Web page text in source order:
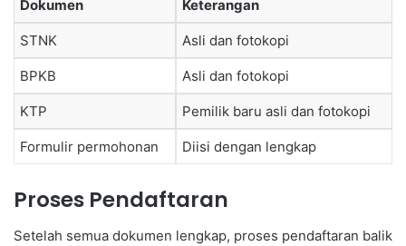
Dokumen Keterangan
STNK Asli dan fotokopi
BPKB Asli dan fotokopi
KTP Pemilik baru asli dan fotokopi
Formulir permohonan Diisi dengan lengkap
Proses Pendaftaran
Setelah semua dokumen lengkap, proses pendaftaran balik